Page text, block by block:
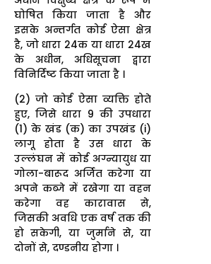
घोषित किया जाता है और
इसके अन्तर्गत कोई ऐसा क्षेत्र
है, जो धारा 24क या धारा 24ख
के अधीन, अधिसूचना द्वारा
विनिर्दिष्ट किया जाता है ।
(2) जो कोई ऐसा व्यक्ति होते
हुए, जिसे धारा 9 की उपधारा
(1) के खंड (क) का उपखंड (i)
लागू होता है उस धारा के
उल्लंघन में कोई अग्न्यायुध या
गोला-बारूद अर्जित करेगा या
अपने कब्जे में रखेगा या वहन
करेगा वह कारावास से,
जिसकी अवधि एक वर्ष तक की
हो सकेगी, या जुर्माने से, या
दोनों से, दण्डनीय होगा ।